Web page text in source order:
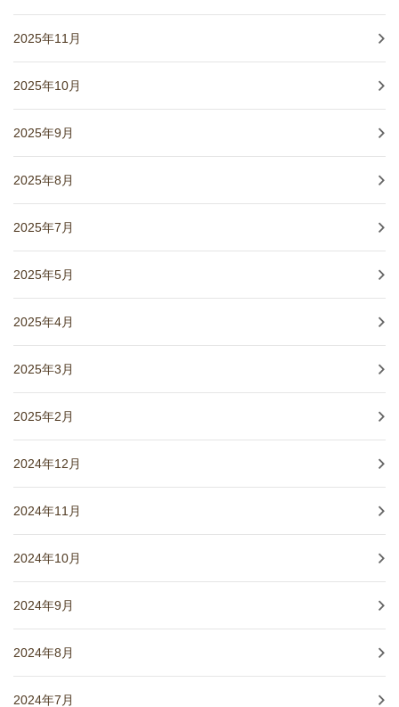
2025年11月
2025年10月
2025年9月
2025年8月
2025年7月
2025年5月
2025年4月
2025年3月
2025年2月
2024年12月
2024年11月
2024年10月
2024年9月
2024年8月
2024年7月